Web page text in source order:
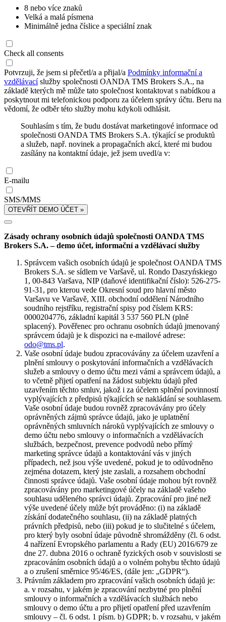
8 nebo více znaků
Velká a malá písmena
Minimálně jedna číslice a speciální znak
Check all consents
Potvrzuji, že jsem si přečetl/a a přijal/a Podmínky informační a
vzdělávacíslužby společnosti OANDA TMS Brokers S.A., na
základě kterých mě může tato společnost kontaktovat s nabídkou a
poskytnout mi telefonickou podporu za účelem správy účtu. Beru na
vědomí, že odběr této služby mohu kdykoli odhlásit.
Souhlasím s tím, že budu dostávat marketingové informace od
společnosti OANDA TMS Brokers S.A. týkající se produktů
a služeb, např. novinek a propagačních akcí, které mi budou
zasílány na kontaktní údaje, jež jsem uvedl/a v:
E-mailu
SMS/MMS
OTEVŘÍT DEMO ÚČET »
Zásady ochrany osobních údajů společnosti OANDA TMS
Brokers S.A. – demo účet, informační a vzdělávací služby
Správcem vašich osobních údajů je společnost OANDA TMS
Brokers S.A. se sídlem ve Varšavě, ul. Rondo Daszyńskiego
1, 00-843 Varšava, NIP (daňové identifikační číslo): 526-275-
91-31, pro kterou vede Okresní soud pro hlavní město
Varšavu ve Varšavě, XIII. obchodní oddělení Národního
soudního rejstříku, registrační spisy pod číslem KRS:
0000204776, základní kapitál 3 537 560 PLN (plně
splacený). Pověřenec pro ochranu osobních údajů jmenovaný
správcem údajů je k dispozici na e-mailové adrese:
odo@tms.pl.
Vaše osobní údaje budou zpracovávány za účelem uzavření a
plnění smlouvy o poskytování informačních a vzdělávacích
služeb a smlouvy o demo účtu mezi vámi a správcem údajů, a
to včetně přijetí opatření na žádost subjektu údajů před
uzavřením těchto smluv, jakož i za účelem splnění povinností
vyplývajících z předpisů týkajících se nakládání se souhlasem.
Vaše osobní údaje budou rovněž zpracovávány pro účely
oprávněných zájmů správce údajů, jako je uplatnění
oprávněných smluvních nároků vyplývajících ze smlouvy o
demo účtu nebo smlouvy o informačních a vzdělávacích
službách, bezpečnost, prevence podvodů nebo přímý
marketing správce údajů a kontaktování vás v jiných
případech, než jsou výše uvedené, pokud je to odůvodněno
zejména dotazem, který jste zaslali, a rozsahem obchodní
činnosti správce údajů. Vaše osobní údaje mohou být rovněž
zpracovávány pro marketingové účely na základě vašeho
souhlasu uděleného správci údajů. Zpracování pro jiné než
výše uvedené účely může být prováděno: (i) na základě
získání dodatečného souhlasu, (ii) na základě platných
právních předpisů, nebo (iii) pokud je to slučitelné s účelem,
pro který byly osobní údaje původně shromážděny (čl. 6 odst.
4 nařízení Evropského parlamentu a Rady (EU) 2016/679 ze
dne 27. dubna 2016 o ochraně fyzických osob v souvislosti se
zpracováním osobních údajů a o volném pohybu těchto údajů
a o zrušení směrnice 95/46/ES, (dále jen: „GDPR“).
Právním základem pro zpracování vašich osobních údajů je:
a. v rozsahu, v jakém je zpracování nezbytné pro plnění
smlouvy o informačních a vzdělávacích službách nebo
smlouvy o demo účtu a pro přijetí opatření před uzavřením
smlouvy – čl. 6 odst. 1 písm. b) GDPR; b. v rozsahu, v jakém